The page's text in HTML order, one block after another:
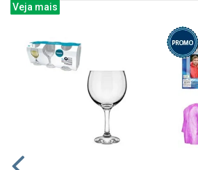
Veja mais